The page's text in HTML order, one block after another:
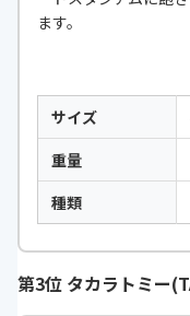
ます。
サイズ
重量
種類
第3位 タカラトミー